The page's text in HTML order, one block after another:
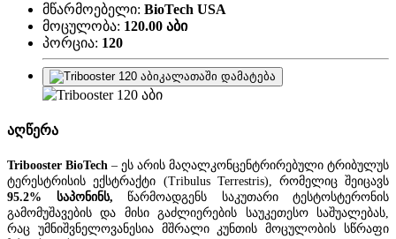
მწარმოებელი: BioTech USA
მოცულობა: 120.00 აბი
პორცია: 120
კალათაში დამატება
აღწერა
Tribooster BioTech – ეს არის მაღალკონცენტრირებული ტრიბულუს
ტერესტრისის ექსტრაქტი (Tribulus Terrestris), რომელიც შეიცავს
95.2%
საპონინს, წარმოადგენს საკუთარი ტესტოსტერონის
გამომუშავების და მისი გაძლიერების საუკეთესო საშუალებას,
რაც უმნიშვნელოვანესია მშრალი კუნთის მოცულობის სწრაფი